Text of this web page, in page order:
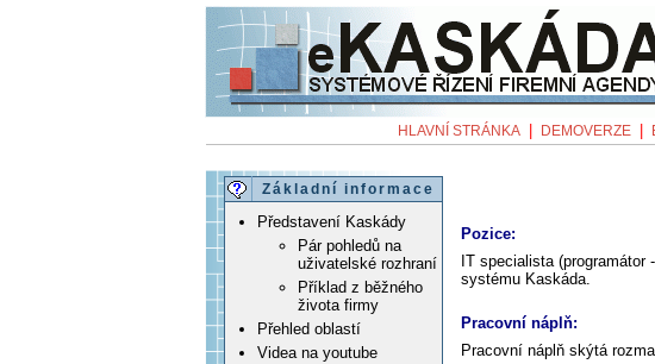
HLAVNÍ STRÁNKA DEMOVERZE
Základní informace
Představení Kaskády
Pár pohledů na
uživatelské rozhraní
Příklad z běžného
života firmy
Přehled oblastí
Videa na youtube
Pozice:
IT specialista (programátor
systému Kaskáda.
Pracovní náplň:
Pracovní náplň skýtá